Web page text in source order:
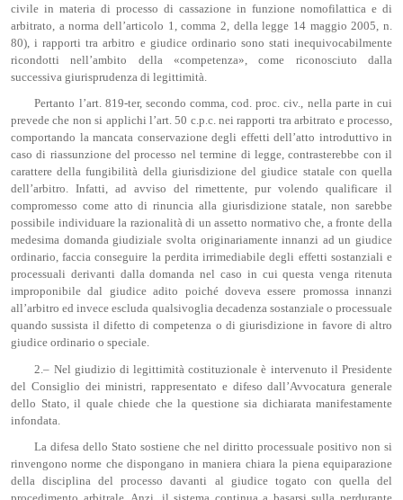
civile in materia di processo di cassazione in funzione nomofilattica e di
arbitrato, a norma dell’articolo 1, comma 2, della legge 14 maggio 2005, n.
80), i rapporti tra arbitro e giudice ordinario sono stati inequivocabilmente
ricondotti nell’ambito della «competenza», come riconosciuto dalla
successiva giurisprudenza di legittimità.
Pertanto l’art. 819-ter, secondo comma, cod. proc. civ., nella parte in cui
prevede che non si applichi l’art. 50 c.p.c. nei rapporti tra arbitrato e processo,
comportando la mancata conservazione degli effetti dell’atto introduttivo in
caso di riassunzione del processo nel termine di legge, contrasterebbe con il
carattere della fungibilità della giurisdizione del giudice statale con quella
dell’arbitro. Infatti, ad avviso del rimettente, pur volendo qualificare il
compromesso come atto di rinuncia alla giurisdizione statale, non sarebbe
possibile individuare la razionalità di un assetto normativo che, a fronte della
medesima domanda giudiziale svolta originariamente innanzi ad un giudice
ordinario, faccia conseguire la perdita irrimediabile degli effetti sostanziali e
processuali derivanti dalla domanda nel caso in cui questa venga ritenuta
improponibile dal giudice adito poiché doveva essere promossa innanzi
all’arbitro ed invece escluda qualsivoglia decadenza sostanziale o processuale
quando sussista il difetto di competenza o di giurisdizione in favore di altro
giudice ordinario o speciale.
2.– Nel giudizio di legittimità costituzionale è intervenuto il Presidente
del Consiglio dei ministri, rappresentato e difeso dall’Avvocatura generale
dello Stato, il quale chiede che la questione sia dichiarata manifestamente
infondata.
La difesa dello Stato sostiene che nel diritto processuale positivo non si
rinvengono norme che dispongano in maniera chiara la piena equiparazione
della disciplina del processo davanti al giudice togato con quella del